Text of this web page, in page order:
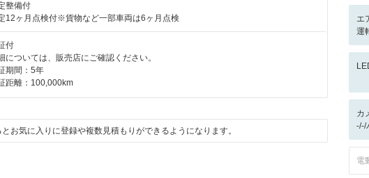
整備付
12ヶ月点検付※貨物など一部車両は6ヶ月点検
付
については、販売店にご確認ください。
期間：5年
距離：100,000km
とお気に入りに登録や複数見積もりができるようになります。
エ
運
カ
-/-/
電